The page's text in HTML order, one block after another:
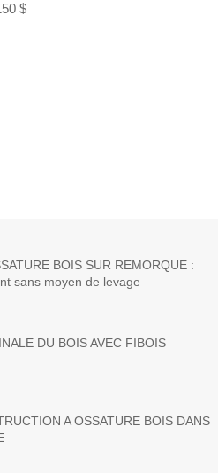
$
BOIS SUR REMORQUE :
sans moyen de levage
DU BOIS AVEC FIBOIS
A OSSATURE BOIS DANS